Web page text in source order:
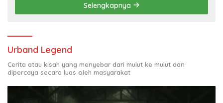
Selengkapnya
Urband Legend
Cerita atau kisah yang menyebar dari mulut ke mulut dan
dipercaya secara luas oleh masyarakat